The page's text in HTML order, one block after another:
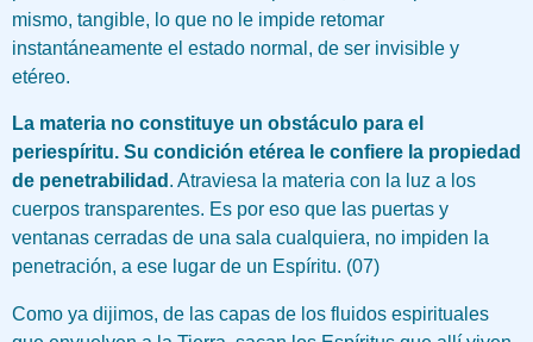
mismo, tangible, lo que no le impide retomar
instantáneamente el estado normal, de ser invisible y
etéreo.
La materia no constituye un obstáculo para el
periespíritu. Su condición etérea le confiere la propiedad
de penetrabilidad . Atraviesa la materia con la luz a los
cuerpos transparentes. Es por eso que las puertas y
ventanas cerradas de una sala cualquiera, no impiden la
penetración, a ese lugar de un Espíritu. (07)
Como ya dijimos, de las capas de los fluidos espirituales